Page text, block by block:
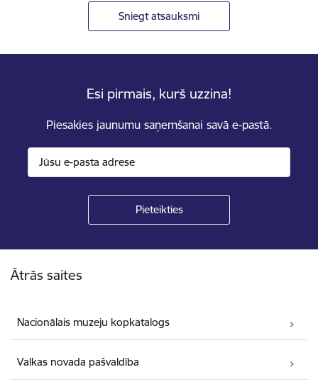
Sniegt atsauksmi
Esi pirmais, kurš uzzina!
Piesakies jaunumu saņemšanai savā e-pastā.
Ātrās saites
Nacionālais muzeju kopkatalogs
Valkas novada pašvaldība